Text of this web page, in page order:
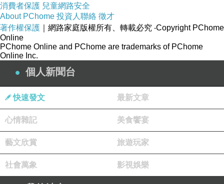
第2度延長賽，雙方展開意志力與體能拚搏，公
牛兩大將羅斯明顯命中率下滑，巴特勒也撞傷腿
部，讓湖人逮住機會，艾靈頓連番飆分，最終紫
金軍團總算以5分勝出。
此戰湖人終止9連敗最大功臣首推希爾，全場他
拿下26分、12籃板、2火鍋，幾次關鍵的進球與
籃板掌握，堪稱湖人贏球關鍵。射手艾靈頓也延
續火熱手感拿23分，新秀克拉克森(Jordan
Clarkson)18分、4籃板、3助攻。
消費者保護 兒童網路安全
About PChome 投資人聯絡 徵才
著作權保護 ｜網路家庭版權所有、轉載必究 ‧Copyright PChome
Online
PChome Online and PChome are trademarks of PChome
Online Inc.
個人新聞台
快速發文 最新文章
心情雜記 美食饗宴
藝文欣賞 旅遊玩家
社會萬象 影視娛樂